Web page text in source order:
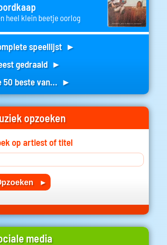
heel klein beetje oorlog
speellijst ►
gedraaid ►
50 beste van... ►
opzoeken
op artiest of titel
media